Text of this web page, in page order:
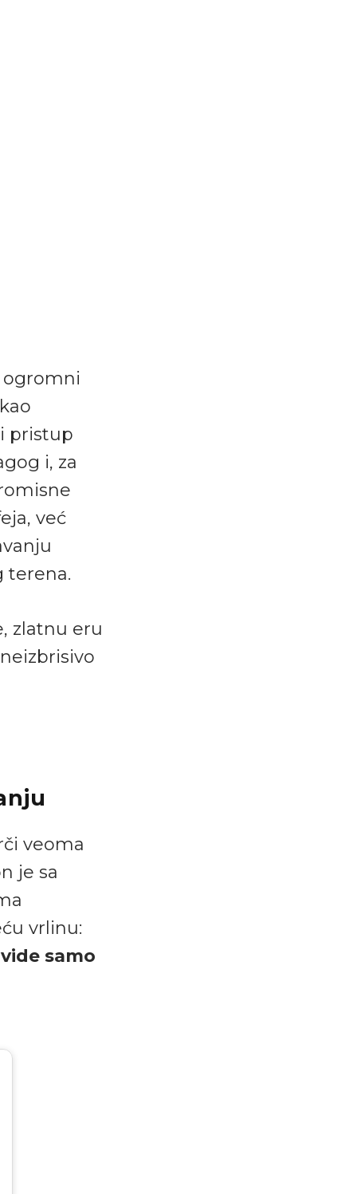
ogromni
pristup
i, za
već
terena.
zlatnu eru
veoma
je sa
vrlinu:
samo